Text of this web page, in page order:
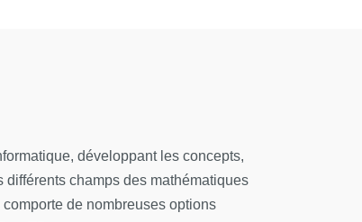
développant les concepts,
champs des mathématiques
de nombreuses options